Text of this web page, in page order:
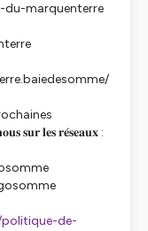
du-marquenterre
𝐬𝐮𝐫 𝐥𝐞𝐬 𝐫𝐞́𝐬𝐞𝐚𝐮𝐱 :
de-